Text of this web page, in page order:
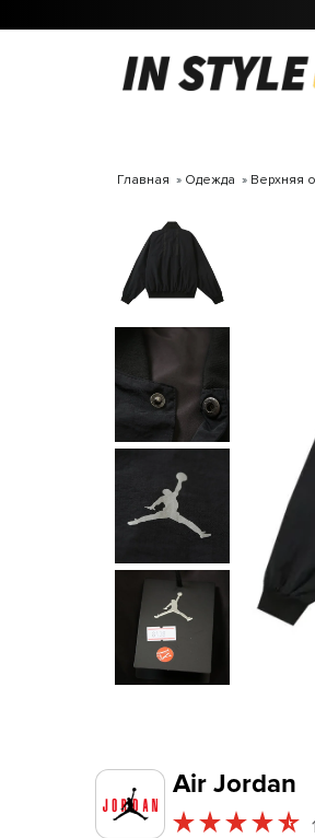
Главная Одежда Верхняя
Air Jordan